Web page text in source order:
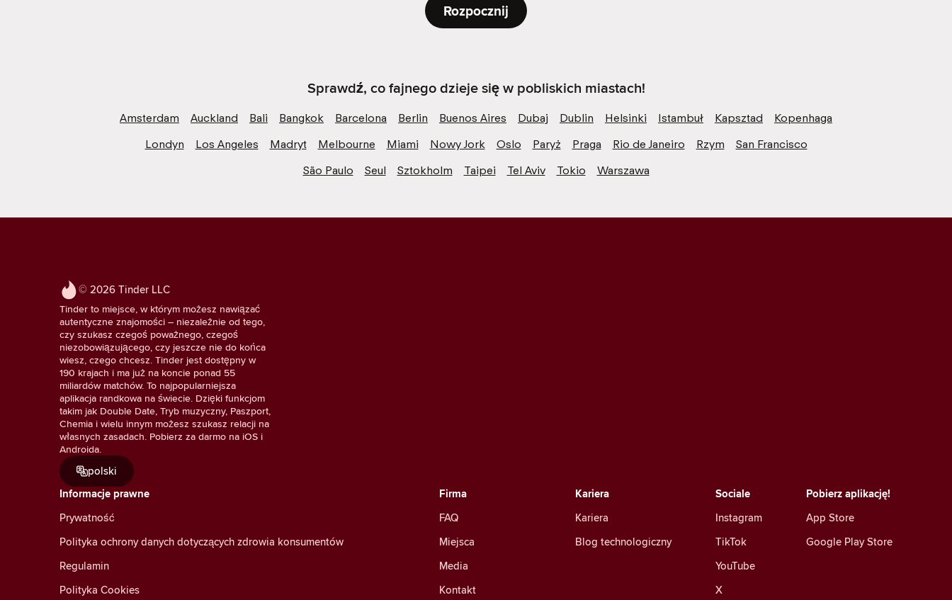
Rozpocznij
Sprawdź, co fajnego dzieje się w pobliskich miastach!
Amsterdam Auckland Bali Bangkok Barcelona Berlin Buenos Aires Dubaj Dublin Helsinki Istambuł Kapsztad
Kopenhaga
Londyn
Los Angeles Madryt Melbourne Miami Nowy Jork Oslo Paryż Praga Rio de Janeiro Rzym
San Francisco
São Paulo
Seul Sztokholm Taipei Tel Aviv Tokio Warszawa
© 2026 Tinder LLC
Tinder to miejsce, w którym możesz nawiązać
autentyczne znajomości – niezależnie od tego,
czy szukasz czegoś poważnego, czegoś
niezobowiązującego, czy jeszcze nie do końca
wiesz, czego chcesz. Tinder jest dostępny w
190 krajach i ma już na koncie ponad 55
miliardów matchów. To najpopularniejsza
aplikacja randkowa na świecie. Dzięki funkcjom
takim jak Double Date, Tryb muzyczny, Paszport,
Chemia i wielu innym możesz szukasz relacji na
własnych zasadach. Pobierz za darmo na iOS i
Androida.
polski
Sociale
Instagram
TikTok
YouTube
X
Informacje prawne
Prywatność
Polityka ochrony danych dotyczących zdrowia konsumentów
Regulamin
Polityka Cookies
Kariera
Kariera
Blog technologiczny
Firma
FAQ
Miejsca
Media
Kontakt
Pobierz aplikację!
App Store
Google Play Store